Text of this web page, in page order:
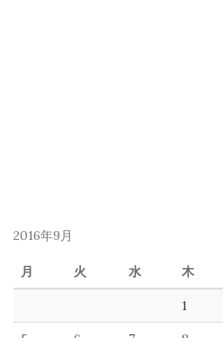
2016年9月
月 火 水 木
1